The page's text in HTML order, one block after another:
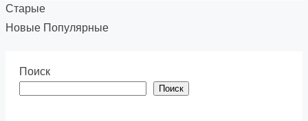
Старые
Новые Популярные
Поиск
Поиск